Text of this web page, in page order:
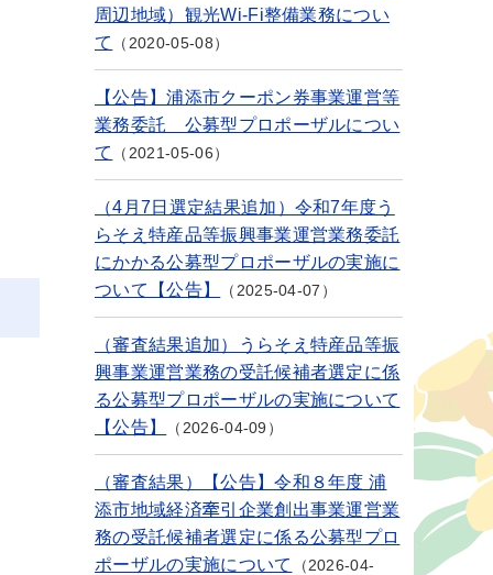
周辺地域）観光Wi-Fi整備業務につい
て
2020-05-08
【公告】浦添市クーポン券事業運営等
業務委託 公募型プロポーザルについ
て
2021-05-06
（4月7日選定結果追加）令和7年度う
らそえ特産品等振興事業運営業務委託
にかかる公募型プロポーザルの実施に
ついて【公告】
2025-04-07
（審査結果追加）うらそえ特産品等振
興事業運営業務の受託候補者選定に係
る公募型プロポーザルの実施について
【公告】
2026-04-09
（審査結果）【公告】令和８年度 浦
添市地域経済牽引企業創出事業運営業
務の受託候補者選定に係る公募型プロ
ポーザルの実施について
2026-04-